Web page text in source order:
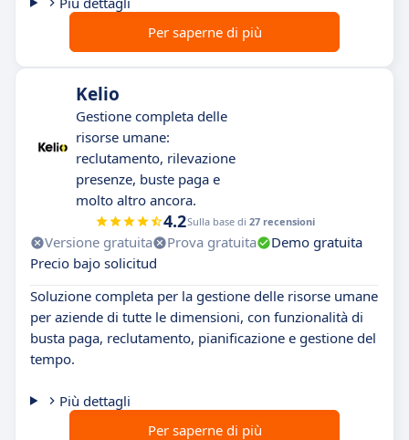
Per saperne di più
Kelio
Gestione completa delle
risorse umane:
reclutamento, rilevazione
presenze, buste paga e
molto altro ancora.
4.2Sulla base di 27 recensioni
Versione gratuita Prova gratuita
Demo gratuita
Precio bajo solicitud
Soluzione completa per la gestione delle risorse umane
per aziende di tutte le dimensioni, con funzionalità di
busta paga, reclutamento, pianificazione e gestione del
tempo.
Più dettagli
Per saperne di più